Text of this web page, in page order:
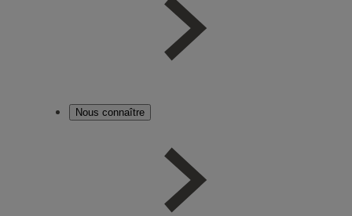
Nous connaître